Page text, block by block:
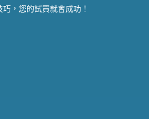
，您的試買就會成功！